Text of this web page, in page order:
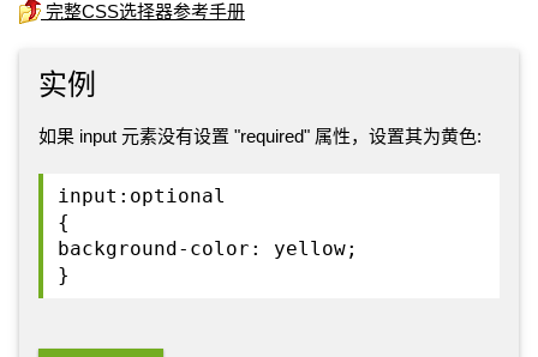
完整CSS选择器参考手册
实例
如果 input 元素没有设置 "required" 属性，设置其为黄色:
input:optional
{
background-color: yellow;
}